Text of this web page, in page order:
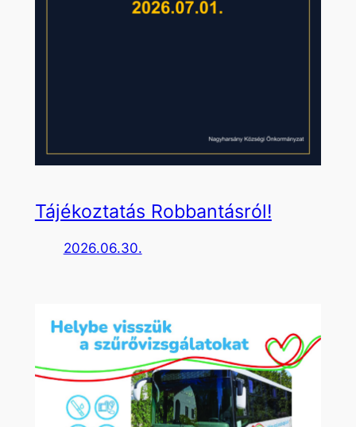
Tájékoztatás Robbantásról!
2026.06.30.